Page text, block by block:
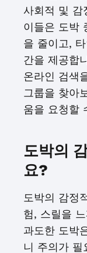
사회적 및 감
이들은 도박
을 줄이고,
간을 제공합
온라인 검색
그룹을 찾아
움을 요청할
도박의
요?
도박의 감정
험, 스릴을
과도한 도박
니 주의가 필